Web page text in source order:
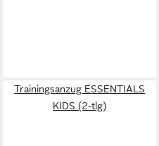
Trainingsanzug ESSENTIALS
KIDS (2-tlg)